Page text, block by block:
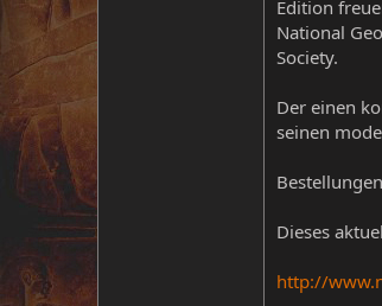
Edition
National
Society.
Der einen
seinen
Dieses
http://